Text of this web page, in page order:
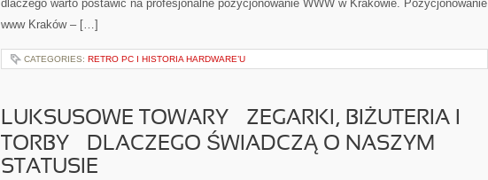
dlaczego warto postawić na profesjonalne pozycjonowanie WWW w Krakowie. Pozycjonowanie
www Kraków – […]
CATEGORIES: RETRO PC I HISTORIA HARDWARE’U
LUKSUSOWE TOWARY – ZEGARKI, BIŻUTERIA I
TORBY – DLACZEGO ŚWIADCZĄ O NASZYM
STATUSIE